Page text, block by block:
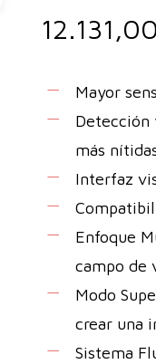
12.131,00
Mayor
Detección
más
Interfaz
Enfoque
campo de
Modo
crear una
Sistema